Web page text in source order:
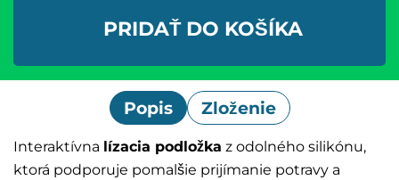
PRIDAŤ DO KOŠÍKA
Popis Zloženie
Interaktívna lízacia podložka z odolného silikónu,
ktorá podporuje pomalšie prijímanie potravy a